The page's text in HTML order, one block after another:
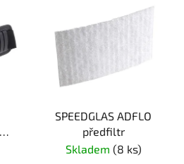
SPEEDGLAS ADFLO
předfiltr
Skladem (8 ks)